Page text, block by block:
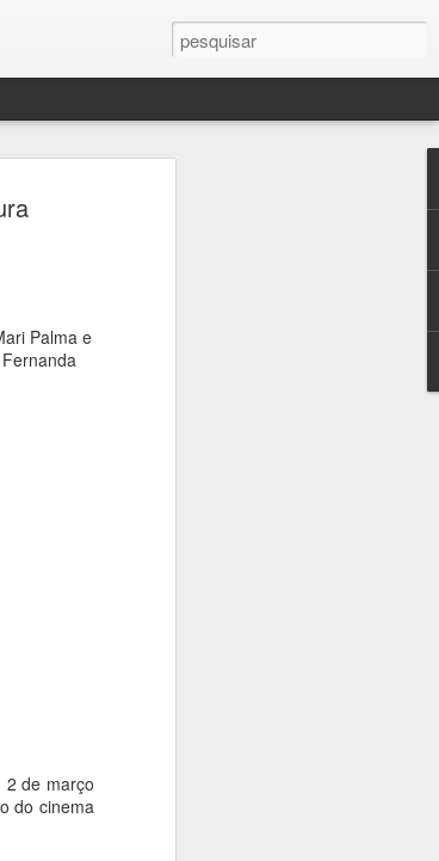
Palma e
2 de março
do cinema
em palco
e praças de
16ª edição do Festival
a cidade em um
um dos temas mais
o tema "Territórios
à Crise Climática", o
performances,
em museus,
artistas,
memória, território